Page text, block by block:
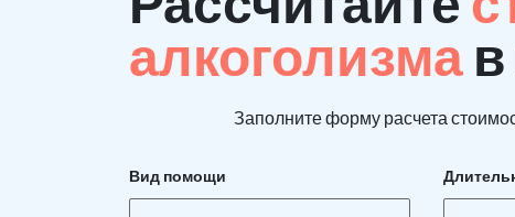
алкоголизма
Заполните форму расчета
Вид помощи